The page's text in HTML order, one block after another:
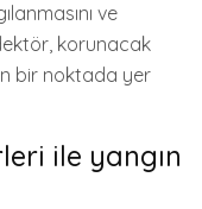
ve
korunacak
bir noktada yer
ile yangın